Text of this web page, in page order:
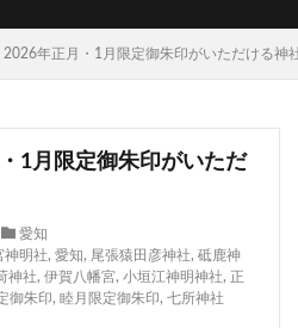
年正月・1月限定御朱印がいただける神
月限定御朱印がいただ
愛知
神明社, 愛知, 尾張猿田彦神社, 砥鹿神
神社, 伊賀八幡宮, 小垣江神明神社, 正
御朱印, 睦月限定御朱印, 七所神社